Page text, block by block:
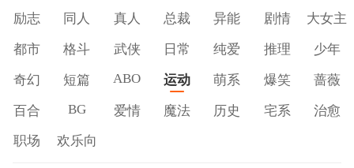
励志 同人 真人 总裁 异能 剧情 大女主
都市 格斗 武侠 日常 纯爱 推理 少年
奇幻 短篇 ABO 运动 萌系 爆笑 蔷薇
百合 BG 爱情 魔法 历史 宅系 治愈
职场 欢乐向